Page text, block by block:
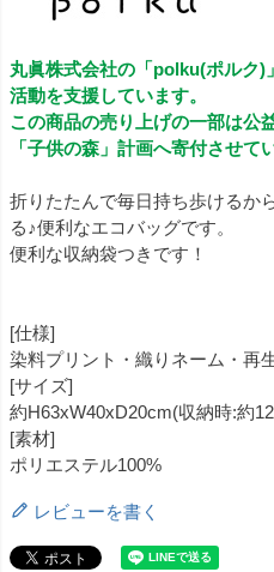
丸眞株式会社の「polku(ポルク)
活動を支援しています。
この商品の売り上げの一部は公
「子供の森」計画へ寄付させて
折りたたんで毎日持ち歩けるか
る♪便利なエコバッグです。
便利な収納袋つきです！
[仕様]
染料プリント・織りネーム・再
[サイズ]
約H63xW40xD20cm(収納時:約
[素材]
ポリエステル100%
レビューを書く